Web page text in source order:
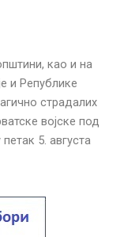
као и на
и Републике
страдалих
војске под
5. августа